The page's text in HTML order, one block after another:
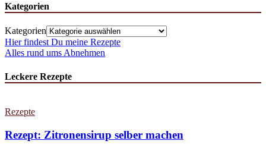
Kategorien
Kategorien
Hier findest Du meine Rezepte
Alles rund ums Abnehmen
Leckere Rezepte
Rezepte
Rezept: Zitronensirup selber machen